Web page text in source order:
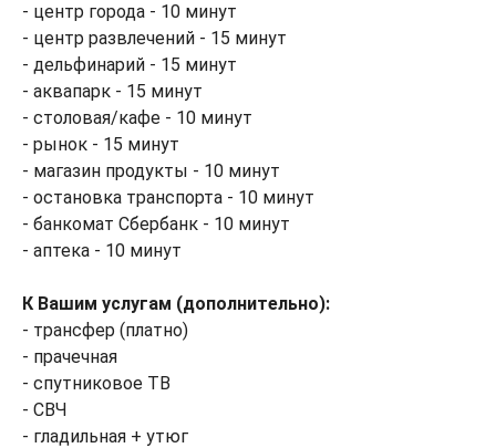
- центр города - 10 минут
- центр развлечений - 15 минут
- дельфинарий - 15 минут
- аквапарк - 15 минут
- столовая/кафе - 10 минут
- рынок - 15 минут
- магазин продукты - 10 минут
- остановка транспорта - 10 минут
- банкомат Сбербанк - 10 минут
- аптека - 10 минут
К Вашим услугам (дополнительно):
- трансфер (платно)
- прачечная
- спутниковое ТВ
- СВЧ
- гладильная + утюг